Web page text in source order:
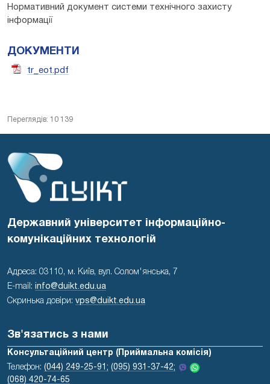
Нормативний документ системи технічного захисту
інформації
ДОКУМЕНТИ
tr_eot.pdf
Переглядів: 10 139
Державний університет інформаційно-
комунікаційних технологій
Адреса: 03110, м. Київ, вул. Солом'янська, 7
E-mail:
info@duikt.edu.ua
Скринька довіри: vps@duikt.edu.ua
Зв'язатись з нами
Консультаційний центр (Приймальна комісія)
Телефон: (044) 249-25-91; (095) 931-37-42;
(068) 420-74-65